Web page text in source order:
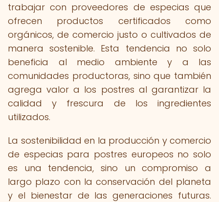
trabajar con proveedores de especias que
ofrecen productos certificados como
orgánicos, de comercio justo o cultivados de
manera sostenible. Esta tendencia no solo
beneficia al medio ambiente y a las
comunidades productoras, sino que también
agrega valor a los postres al garantizar la
calidad y frescura de los ingredientes
utilizados.
La sostenibilidad en la producción y comercio
de especias para postres europeos no solo
es una tendencia, sino un compromiso a
largo plazo con la conservación del planeta
y el bienestar de las generaciones futuras.